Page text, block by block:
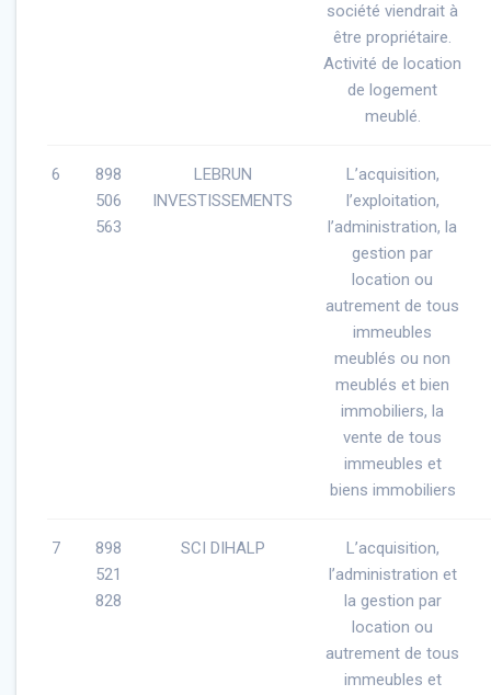
société viendrait à
être propriétaire.
Activité de location
de logement
meublé.
6
898
506
563
LEBRUN
INVESTISSEMENTS
L’acquisition,
l’exploitation,
l’administration, la
gestion par
location ou
autrement de tous
immeubles
meublés ou non
meublés et bien
immobiliers, la
vente de tous
immeubles et
biens immobiliers
7
898
521
828
SCI DIHALP
L’acquisition,
l’administration et
la gestion par
location ou
autrement de tous
immeubles et